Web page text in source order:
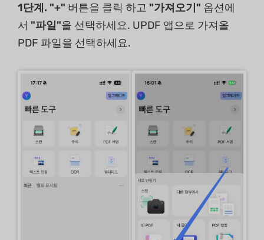
1단계. "+" 버튼을 클릭 하고 "가져오기" 옵션에
서 "파일"을 선택하세요. UPDF 앱으로 가져올
PDF 파일을 선택하세요.